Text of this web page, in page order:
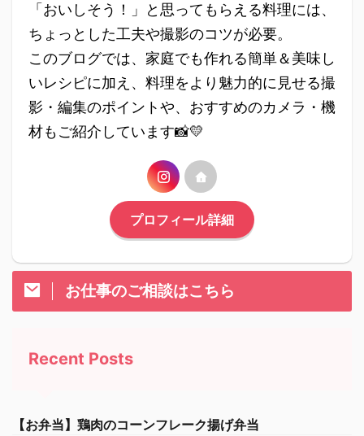
「おいしそう！」と思ってもらえる料理には、
ちょっとした工夫や撮影のコツが必要。
このブログでは、家庭でも作れる簡単＆美味し
いレシピに加え、料理をより魅力的に見せる撮
影・編集のポイントや、おすすめのカメラ・機
材もご紹介しています📸💛
プロフィール詳細
お仕事のご相談はこちら
Recent Posts
【お弁当】鶏肉のコーンフレーク揚げ弁当